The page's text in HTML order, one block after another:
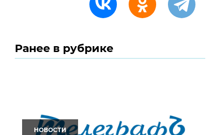
Ранее в рубрике
НОВОСТИ